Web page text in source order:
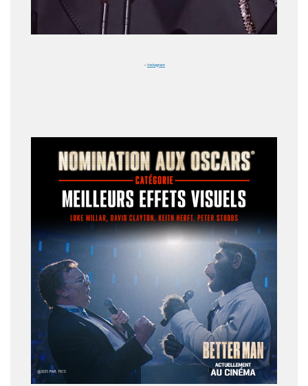
–Instagram